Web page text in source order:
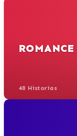
ROMANCE
48 Historias